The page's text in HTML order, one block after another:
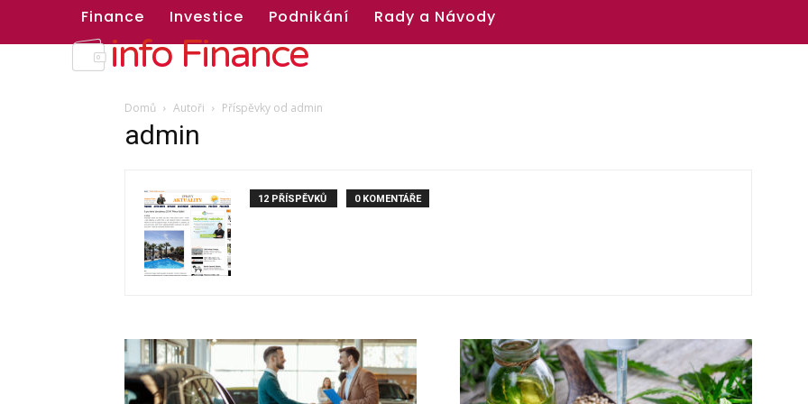
Finance Investice Podnikání Rady a Návody
info Finance
Domů Autoři Příspěvky od admin
admin
12 PŘÍSPĚVKŮ 0 KOMENTÁŘE